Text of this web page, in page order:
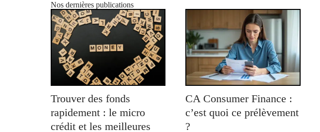
Nos dernières publications
Trouver des fonds
rapidement : le micro
crédit et les meilleures
CA Consumer Finance :
c’est quoi ce prélèvement
?